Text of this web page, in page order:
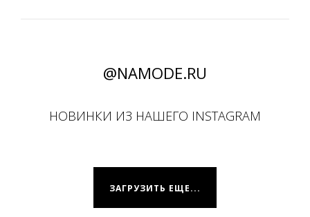
@NAMODE.RU
НОВИНКИ ИЗ НАШЕГО INSTAGRAM
ЗАГРУЗИТЬ ЕЩЕ...